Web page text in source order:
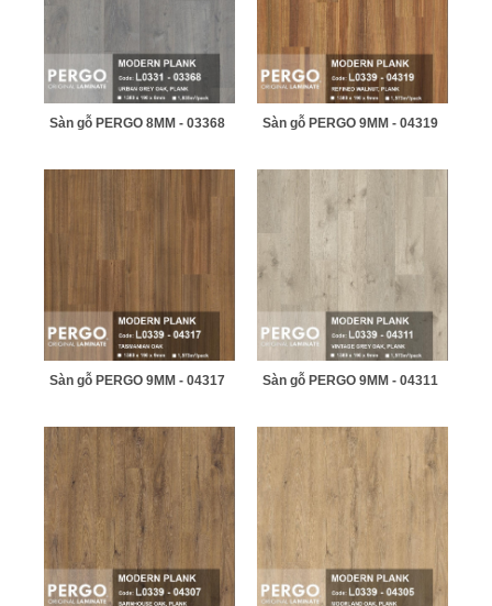
Sàn gỗ PERGO 8MM - 03368 Sàn gỗ PERGO 9MM - 04319
Sàn gỗ PERGO 9MM - 04317 Sàn gỗ PERGO 9MM - 04311